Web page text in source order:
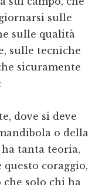
sulle
sulle qualità
sulle tecniche
sicuramente
dove si deve
o della
ha tanta teoria,
questo coraggio,
solo chi ha